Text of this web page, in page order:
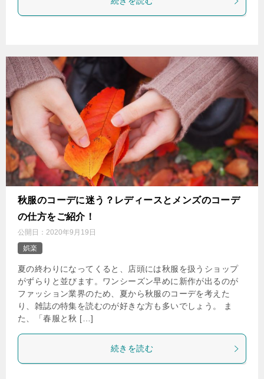
秋服のコーデに迷う？レディースとメンズのコーデ
の仕方をご紹介！
公開日： 2020年9月19日
娯楽
夏の終わりになってくると、店頭には秋服を扱うショップ
がずらりと並びます。ワンシーズン早めに新作が出るのが
ファッション業界のため、夏から秋服のコーデを考えた
り、雑誌の特集を読むのが好きな方も多いでしょう。 ま
た、「春服と秋 […]
続きを読む